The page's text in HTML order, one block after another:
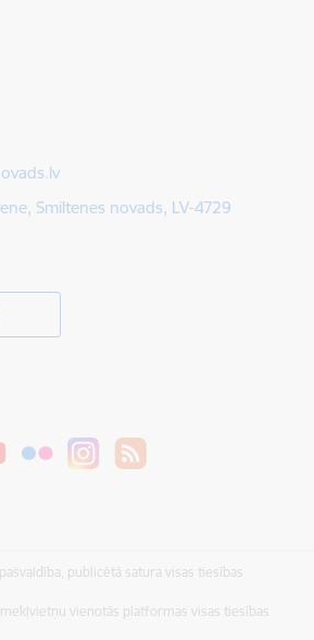
Smiltenes novads, LV-4729
publicētā satura visas tiesības
vienotās platformas visas tiesības